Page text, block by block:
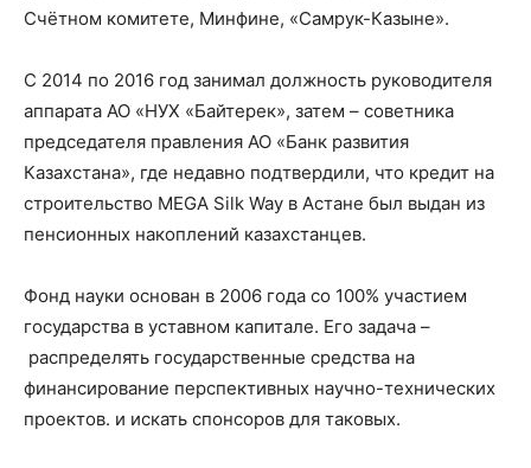
Счётном комитете, Минфине, «Самрук-Казыне».
С 2014 по 2016 год занимал должность руководителя
аппарата АО «НУХ «Байтерек», затем – советника
председателя правления АО «Банк развития
Казахстана», где недавно подтвердили, что кредит на
строительство МEGA Silk Way в Астане был выдан из
пенсионных накоплений казахстанцев.
Фонд науки основан в 2006 года со 100% участием
государства в уставном капитале. Его задача –
распределять государственные средства на
финансирование перспективных научно-технических
проектов. и искать спонсоров для таковых.